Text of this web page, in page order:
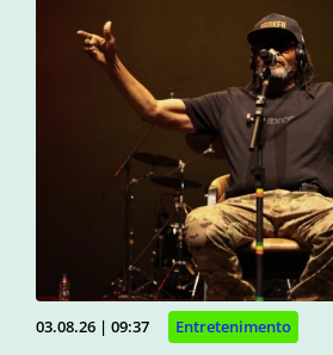
03.08.26 | 09:37 Entretenimento